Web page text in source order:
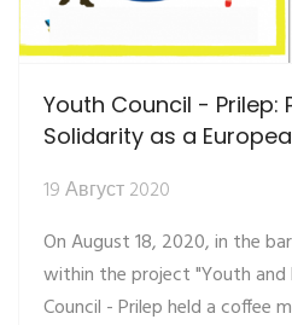
Youth Council - Prilep:
Solidarity as a
19 Август 2020
On August 18, 2020, in the
within the project "Youth and
Council - Prilep held a coffee